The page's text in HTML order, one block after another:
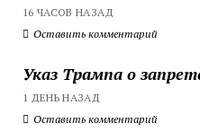
16 ЧАСОВ НАЗАД
Оставить комментарий
Указ Трампа о
1 ДЕНЬ НАЗАД
Оставить комментарий